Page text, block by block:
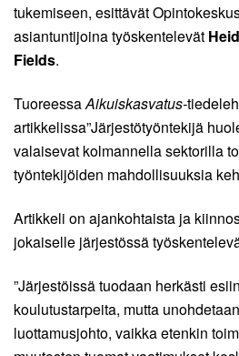
tukemiseen, esittävät
asiantuntijoina työskentelevät
Fields.
TuoreessaAikuiskasvatus-
artikkelissa”Järjestötyöntekijä
valaisevat kolmannella sektorilla
työntekijöiden mahdollisuuksia
Artikkeli on ajankohtaista ja
jokaiselle järjestössä
”Järjestöissä tuodaan herkästi
koulutustarpeita, mutta
luottamusjohto, vaikka etenkin